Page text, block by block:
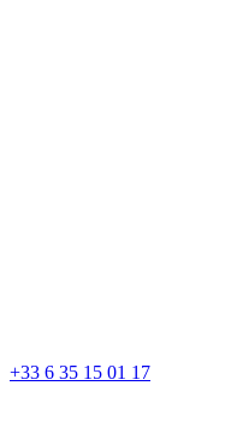
+33 6 35 15 01 17